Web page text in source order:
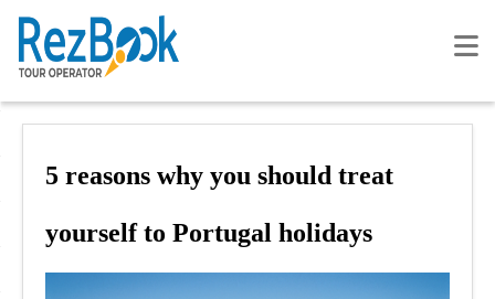
5 reasons why you should treat
yourself to Portugal holidays